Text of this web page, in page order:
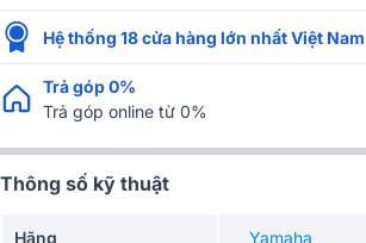
Hệ thống 18 cửa hàng lớn nhất Việt Nam
Trả góp 0%
Trả góp online từ 0%
Thông số kỹ thuật
Hãng Yamaha